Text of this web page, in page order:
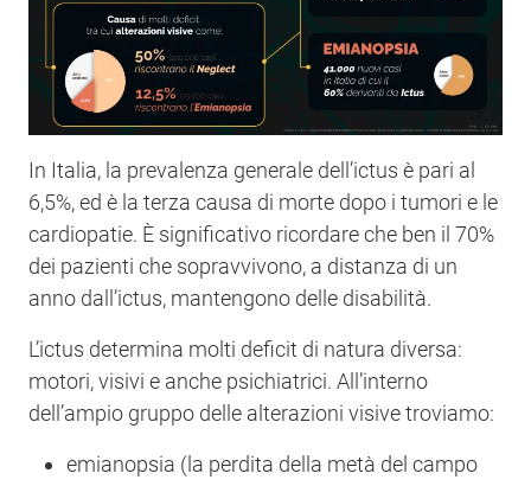
In Italia, la prevalenza generale dell’ictus è pari al
6,5%, ed è la terza causa di morte dopo i tumori e le
cardiopatie. È significativo ricordare che ben il 70%
dei pazienti che sopravvivono, a distanza di un
anno dall’ictus, mantengono delle disabilità.
L’ictus determina molti deficit di natura diversa:
motori, visivi e anche psichiatrici. All’interno
dell’ampio gruppo delle alterazioni visive troviamo:
emianopsia (la perdita della metà del campo